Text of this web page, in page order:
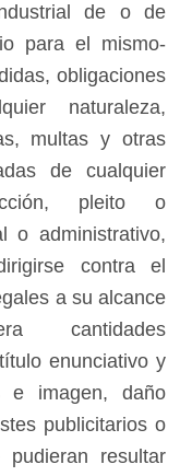
de o de
para el mismo-
obligaciones
naturaleza,
multas y otras
de cualquier
pleito o
o administrativo,
contra el
a su alcance
cantidades
enunciativo y
e imagen, daño
publicitarios o
resultar